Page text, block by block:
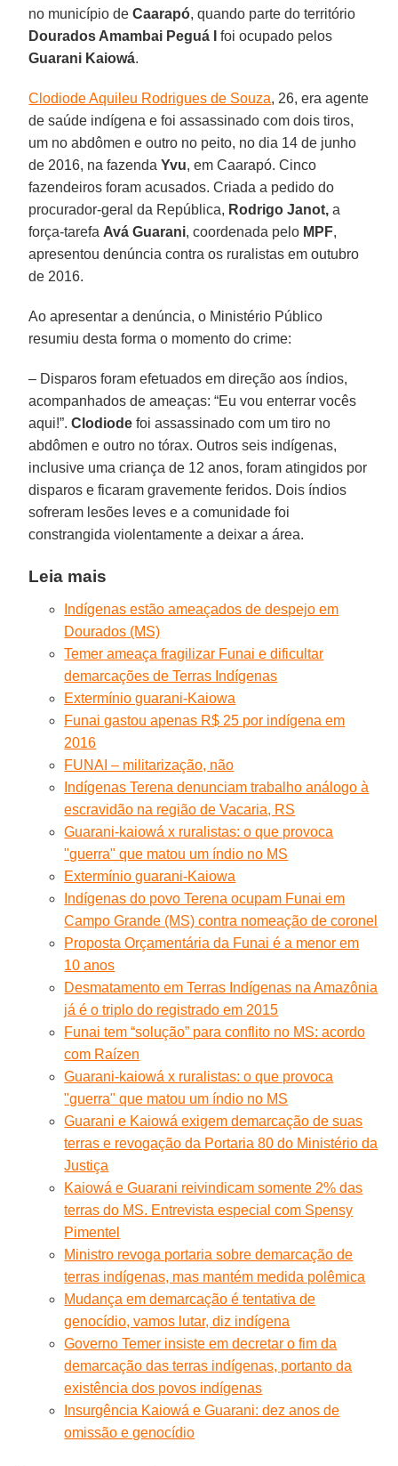
no município deCaarapó, quando parte do território
Dourados Amambai Peguá I
foi ocupado pelos
Guarani Kaiowá.
Clodiode Aquileu Rodrigues de Souza, 26, era agente
de saúde indígena e foi assassinado com dois tiros,
um no abdômen e outro no peito, no dia 14 de junho
de 2016, na fazendaYvu, em Caarapó. Cinco
fazendeiros foram acusados. Criada a pedido do
procurador-geral da República, Rodrigo Janot, a
força-tarefa Avá Guarani, coordenada pelo MPF,
apresentou denúncia contra os ruralistas em outubro
de 2016.
Ao apresentar a denúncia, o Ministério Público
resumiu desta forma o momento do crime:
– Disparos foram efetuados em direção aos índios,
acompanhados de ameaças: “Eu vou enterrar vocês
aqui!”.Clodiode foi assassinado com um tiro no
abdômen e outro no tórax. Outros seis indígenas,
inclusive uma criança de 12 anos, foram atingidos por
disparos e ficaram gravemente feridos. Dois índios
sofreram lesões leves e a comunidade foi
constrangida violentamente a deixar a área.
Leia mais
Indígenas estão ameaçados de despejo em
Dourados (MS)
Temer ameaça fragilizar Funai e dificultar
demarcações de Terras Indígenas
Extermínio guarani-Kaiowa
Funai gastou apenas R$ 25 por indígena em
2016
FUNAI – militarização, não
Indígenas Terena denunciam trabalho análogo à
escravidão na região de Vacaria, RS
Guarani-kaiowá x ruralistas: o que provoca
"guerra" que matou um índio no MS
Extermínio guarani-Kaiowa
Indígenas do povo Terena ocupam Funai em
Campo Grande (MS) contra nomeação de coronel
Proposta Orçamentária da Funai é a menor em
10 anos
Desmatamento em Terras Indígenas na Amazônia
já é o triplo do registrado em 2015
Funai tem “solução” para conflito no MS: acordo
com Raízen
Guarani-kaiowá x ruralistas: o que provoca
"guerra" que matou um índio no MS
Guarani e Kaiowá exigem demarcação de suas
terras e revogação da Portaria 80 do Ministério da
Justiça
Kaiowá e Guarani reivindicam somente 2% das
terras do MS. Entrevista especial com Spensy
Pimentel
Ministro revoga portaria sobre demarcação de
terras indígenas, mas mantém medida polêmica
Mudança em demarcação é tentativa de
genocídio, vamos lutar, diz indígena
Governo Temer insiste em decretar o fim da
demarcação das terras indígenas, portanto da
existência dos povos indígenas
Insurgência Kaiowá e Guarani: dez anos de
omissão e genocídio